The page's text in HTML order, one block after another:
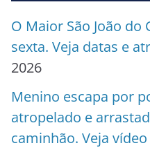
O Maior São João
sexta. Veja datas e
2026
Menino escapa por
atropelado e
caminhão. Veja vídeo